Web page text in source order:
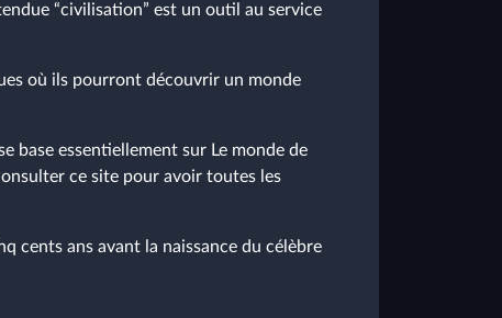
“civilisation” est un outil au service
où ils pourront découvrir un monde
base essentiellement sur Le monde de
ce site pour avoir toutes les
cents ans avant la naissance du célèbre